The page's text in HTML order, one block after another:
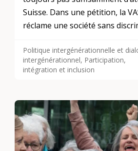
Suisse. Dans une pétition, la
réclame une société sans
donc un signal clair.
Graf, gérontologue et militant
à cette discrimination.
Politique intergénérationnelle et
intergénérationnel, Participation,
intégration et inclusion